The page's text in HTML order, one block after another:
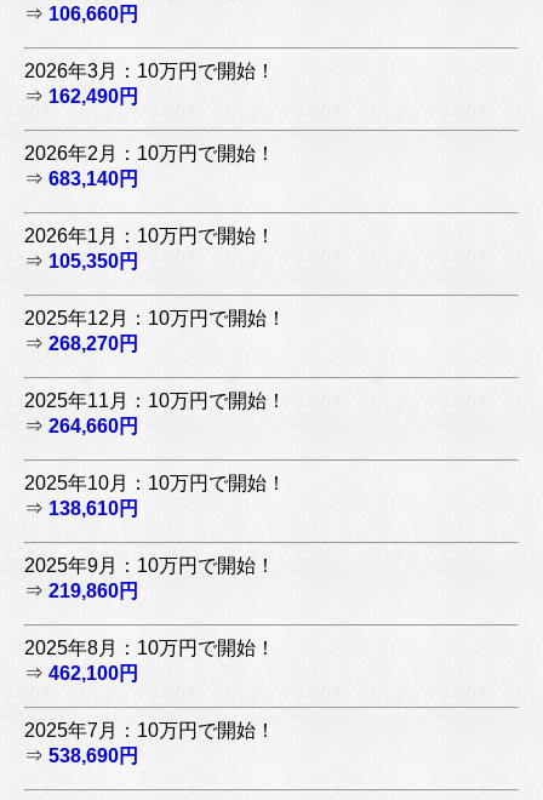
⇒ 106,660円
2026年3月：10万円で開始！
⇒ 162,490円
2026年2月：10万円で開始！
⇒ 683,140円
2026年1月：10万円で開始！
⇒ 105,350円
2025年12月：10万円で開始！
⇒ 268,270円
2025年11月：10万円で開始！
⇒ 264,660円
2025年10月：10万円で開始！
⇒ 138,610円
2025年9月：10万円で開始！
⇒ 219,860円
2025年8月：10万円で開始！
⇒ 462,100円
2025年7月：10万円で開始！
⇒ 538,690円